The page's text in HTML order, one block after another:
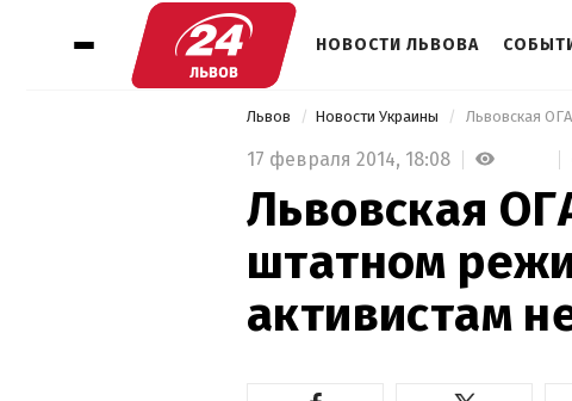
НОВОСТИ ЛЬВОВА
Львов Новости Украины
17 февраля 2014, 18:08
Львовская
штатном
активистам